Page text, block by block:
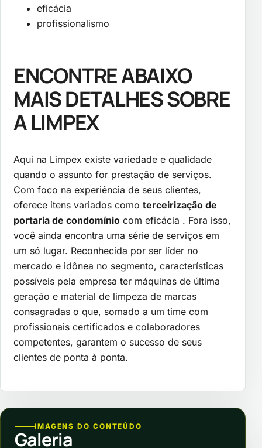
eficácia
profissionalismo
ENCONTRE ABAIXO
MAIS DETALHES SOBRE
A LIMPEX
Aqui na Limpex existe variedade e qualidade
quando o assunto for prestação de serviços.
Com foco na experiência de seus clientes,
oferece itens variados como terceirização de
portaria de condomínio com eficácia . Fora isso,
você ainda encontra uma série de serviços em
um só lugar. Reconhecida por ser líder no
mercado e idônea no segmento, características
possíveis pela empresa ter máquinas de última
geração e material de limpeza de marcas
consagradas o que, somado a um time com
profissionais certificados e colaboradores
competentes, garantem o sucesso de seus
clientes de ponta à ponta.
IMAGENS DO CONTEÚDO
Galeria